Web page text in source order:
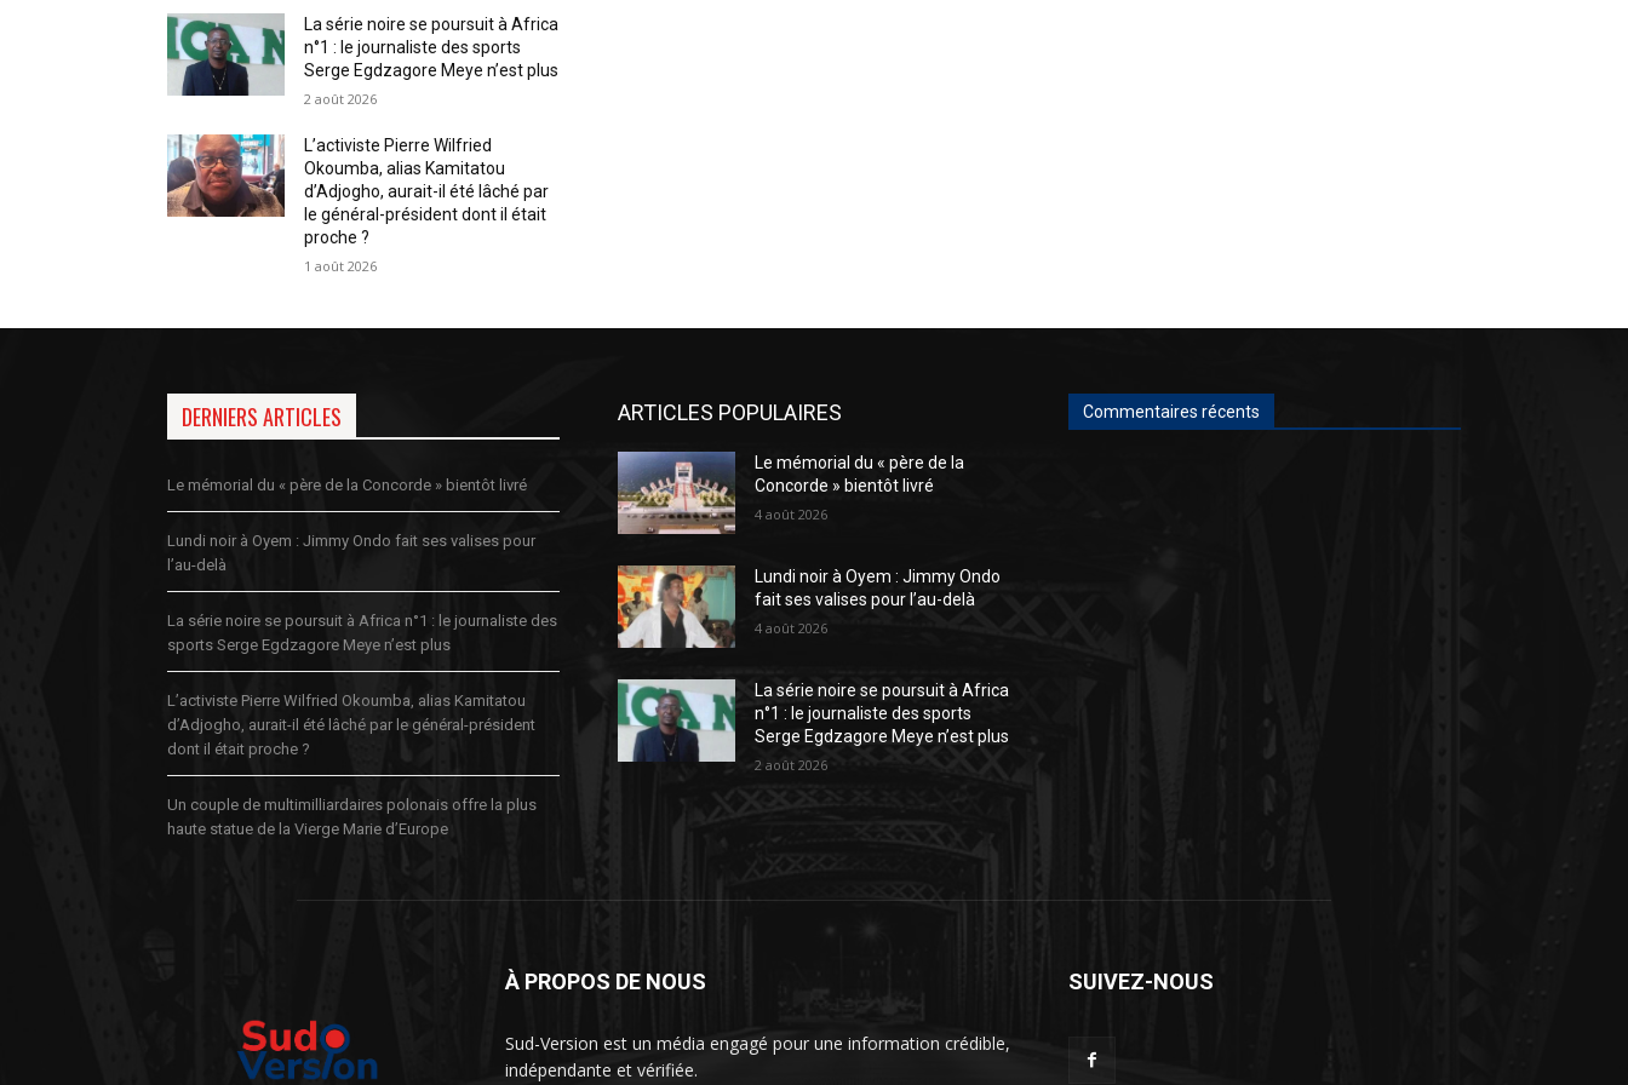
La série noire se poursuit à Africa
n°1 : le journaliste des sports
Serge Egdzagore Meye n’est plus
2 août 2026
L’activiste Pierre Wilfried
Okoumba, alias Kamitatou
d’Adjogho, aurait-il été lâché par
le général-président dont il était
proche ?
1 août 2026
DERNIERS ARTICLES
Le mémorial du « père de la Concorde » bientôt livré
Lundi noir à Oyem : Jimmy Ondo fait ses valises pour
l’au-delà
La série noire se poursuit à Africa n°1 : le journaliste des
sports Serge Egdzagore Meye n’est plus
L’activiste Pierre Wilfried Okoumba, alias Kamitatou
d’Adjogho, aurait-il été lâché par le général-président
dont il était proche ?
Un couple de multimilliardaires polonais offre la plus
haute statue de la Vierge Marie d’Europe
ARTICLES POPULAIRES
Le mémorial du « père de la
Concorde » bientôt livré
4 août 2026
Lundi noir à Oyem : Jimmy Ondo
fait ses valises pour l’au-delà
4 août 2026
La série noire se poursuit à Africa
n°1 : le journaliste des sports
Serge Egdzagore Meye n’est plus
2 août 2026
Commentaires récents
À PROPOS DE NOUS
Sud-Version est un média engagé pour une information crédible,
indépendante et vérifiée.
SUIVEZ-NOUS